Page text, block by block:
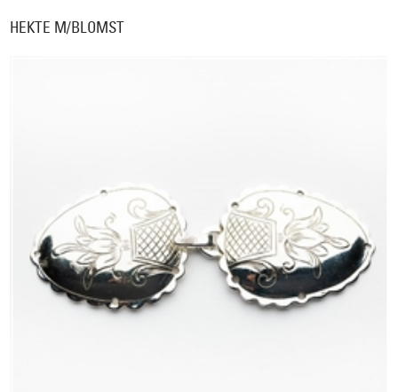
HEKTE M/BLOMST